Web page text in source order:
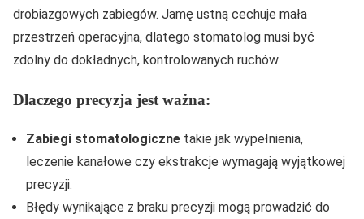
drobiazgowych zabiegów. Jamę ustną cechuje mała
przestrzeń operacyjna, dlatego stomatolog musi być
zdolny do dokładnych, kontrolowanych ruchów.
Dlaczego precyzja jest ważna:
Zabiegi stomatologiczne takie jak wypełnienia,
leczenie kanałowe czy ekstrakcje wymagają wyjątkowej
precyzji.
Błędy wynikające z braku precyzji mogą prowadzić do